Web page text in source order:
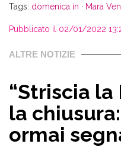
Tags: domenica in · Mara
Pubblicato il 02/01/2022
ALTRE NOTIZIE
“Striscia la
la
ormai